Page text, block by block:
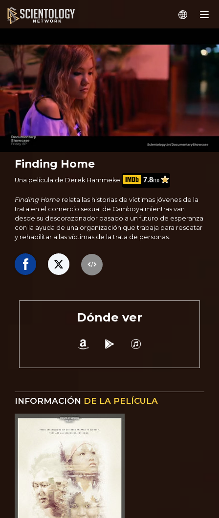
Finding Home
Una película de Derek Hammeke 7.8/10
Finding Home relata las historias de víctimas jóvenes de la
trata en el comercio sexual de Camboya mientras van
desde su descorazonador pasado a un futuro de esperanza
con la ayuda de una organización que trabaja para rescatar
y rehabilitar a las víctimas de la trata de personas.
Dónde ver
INFORMACIÓN DE LA PELÍCULA